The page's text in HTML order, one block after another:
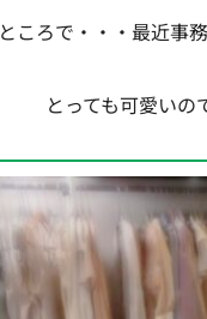
ところで・・・最近事
とっても可愛いの